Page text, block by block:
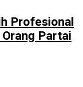
Profesional
Partai